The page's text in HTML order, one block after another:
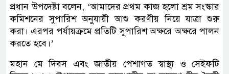
প্রধান উপদেষ্টা বলেন, ‘আমাদের প্রথম কাজ হলো শ্রম সংস্কার
কমিশনের সুপারিশ অনুযায়ী আশু করণীয় নিয়ে যাত্রা শুরু
করা। এরপর পর্যায়ক্রমে প্রতিটি সুপারিশ অক্ষরে অক্ষরে পালন
করতে হবে।’
মহান মে দিবস এবং জাতীয় পেশাগত স্বাস্থ্য ও সেইফটি